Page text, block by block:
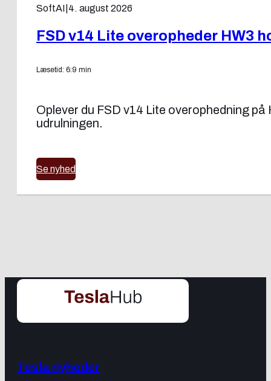
SoftAI 4. august 2026
FSD v14 Lite overopheder HW3
Læsetid: 6:9 min
Oplever du FSD v14 Lite overophedning
udrulningen.
Se nyhed
Tesla nyheder